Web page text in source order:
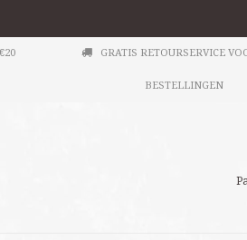
GRATIS RETOURSERVICE
BESTELLINGEN